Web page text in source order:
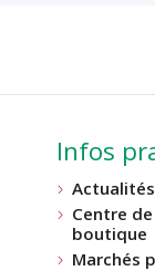
Infos
Actualités
Centre
boutique
Marchés